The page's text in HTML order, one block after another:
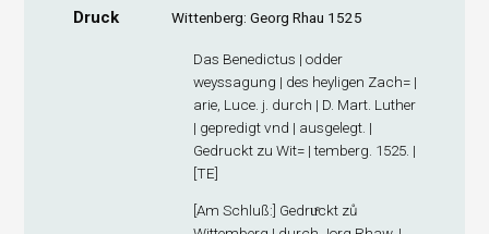
Druck Wittenberg: Georg Rhau 1525
Das Benedictus | odder
weyssagung | des heyligen Zach= |
arie, Luce. j. durch | D. Mart. Luther
| gepredigt vnd | ausgelegt. |
Gedruckt zu Wit= | temberg. 1525. |
[TE]
[Am Schluß:] Gedruͤckt zů